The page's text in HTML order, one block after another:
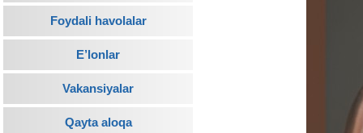
Foydali havolalar
E’lonlar
Vakansiyalar
Qayta aloqa